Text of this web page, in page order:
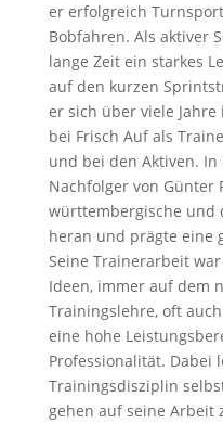
er erfolgreich
Bobfahren. Als aktiver
lange Zeit ein starkes
auf den kurzen
er sich über viele
bei Frisch Auf als
und bei den Aktiven.
Nachfolger von Günter
württembergische und
heran und prägte eine
Seine Trainerarbeit
Ideen, immer auf dem
Trainingslehre, oft
eine hohe
Professionalität. Dabei
Trainingsdisziplin
gehen auf seine Arbeit